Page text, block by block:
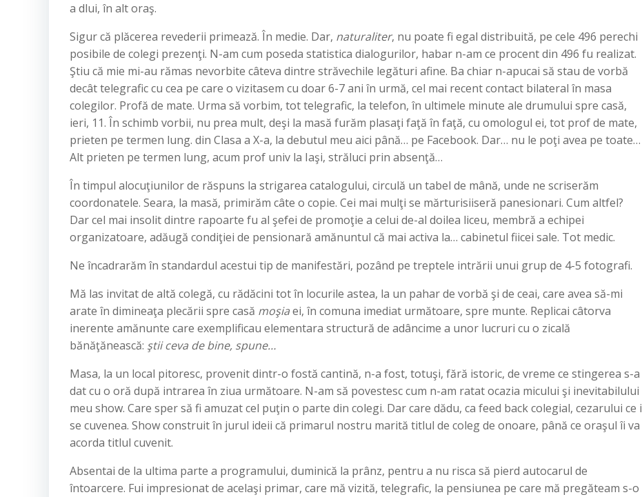
a dlui, în alt oraş.
Sigur că plăcerea revederii primează. În medie. Dar, naturaliter, nu poate fi egal distribuită, pe cele 496 perechi
posibile de colegi prezenţi. N-am cum poseda statistica dialogurilor, habar n-am ce procent din 496 fu realizat.
Ştiu că mie mi-au rămas nevorbite câteva dintre străvechile legături afine. Ba chiar n-apucai să stau de vorbă
decât telegrafic cu cea pe care o vizitasem cu doar 6-7 ani în urmă, cel mai recent contact bilateral în masa
colegilor. Profă de mate. Urma să vorbim, tot telegrafic, la telefon, în ultimele minute ale drumului spre casă,
ieri, 11. În schimb vorbii, nu prea mult, deşi la masă furăm plasaţi faţă în faţă, cu omologul ei, tot prof de mate,
prieten pe termen lung. din Clasa a X-a, la debutul meu aici până… pe Facebook. Dar… nu le poţi avea pe toate…
Alt prieten pe termen lung, acum prof univ la Iaşi, străluci prin absenţă…
În timpul alocuţiunilor de răspuns la strigarea catalogului, circulă un tabel de mână, unde ne scriserăm
coordonatele. Seara, la masă, primirăm câte o copie. Cei mai mulţi se mărturisiiseră panesionari. Cum altfel?
Dar cel mai insolit dintre rapoarte fu al şefei de promoţie a celui de-al doilea liceu, membră a echipei
organizatoare, adăugă condiţiei de pensionară amănuntul că mai activa la… cabinetul fiicei sale. Tot medic.
Ne încadrarăm în standardul acestui tip de manifestări, pozând pe treptele intrării unui grup de 4-5 fotografi.
Mă las invitat de altă colegă, cu rădăcini tot în locurile astea, la un pahar de vorbă şi de ceai, care avea să-mi
arate în dimineaţa plecării spre casă moşiaei, în comuna imediat următoare, spre munte. Replicai câtorva
inerente amănunte care exemplificau elementara structură de adâncime a unor lucruri cu o zicală
bănăţănească: ştii ceva de bine, spune…
Masa, la un local pitoresc, provenit dintr-o fostă cantină, n-a fost, totuşi, fără istoric, de vreme ce stingerea s-a
dat cu o oră după intrarea în ziua următoare. N-am să povestesc cum n-am ratat ocazia micului şi inevitabilului
meu show. Care sper să fi amuzat cel puţin o parte din colegi. Dar care dădu, ca feed back colegial, cezarului ce i
se cuvenea. Show construit în jurul ideii că primarul nostru marită titlul de coleg de onoare, până ce oraşul îi va
acorda titlul cuvenit.
Absentai de la ultima parte a programului, duminică la prânz, pentru a nu risca să pierd autocarul de
întoarcere. Fui impresionat de acelaşi primar, care mă vizită, telegrafic, la pensiunea pe care mă pregăteam s-o